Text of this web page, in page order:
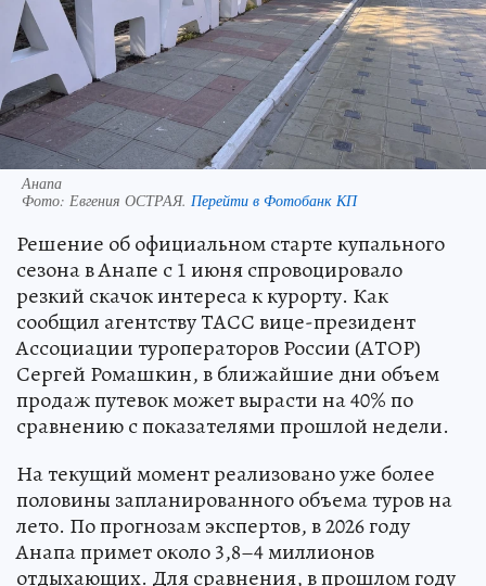
Фото:Евгения ОСТРАЯ.Перейти в Фотобанк КП
Решение об официальном старте купального
сезона в Анапе с 1 июня спровоцировало
резкий скачок интереса к курорту. Как
сообщил агентству ТАСС вице-президент
Ассоциации туроператоров России (АТОР)
Сергей Ромашкин, в ближайшие дни объем
продаж путевок может вырасти на 40% по
сравнению с показателями прошлой недели.
На текущий момент реализовано уже более
половины запланированного объема туров на
лето. По прогнозам экспертов, в 2026 году